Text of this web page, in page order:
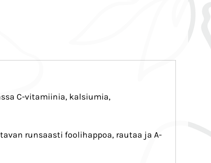
C-vitamiinia, kalsiumia,
runsaasti foolihappoa, rautaa ja A-